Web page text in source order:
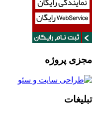
مجزی پروژه
تبلیغات